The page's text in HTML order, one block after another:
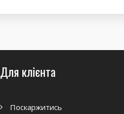
Для клієнта
Поскаржитись